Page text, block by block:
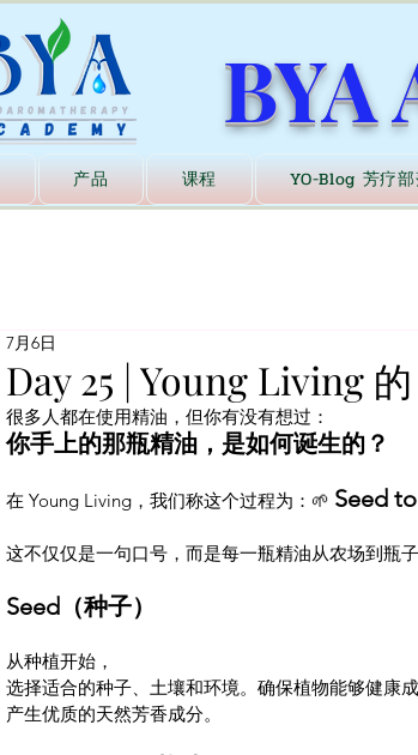
BYA
产品 课程 YO-Blog 芳疗
Day 25 | Young Living
7月6日
很多人都在使用精油，但你有没有想过：
你手上的那瓶精油，是如何诞生的？
在 Young Living，我们称这个过程为：🌱 Seed
这不仅仅是一句口号，而是每一瓶精油从农场到瓶子
Seed（种子）
从种植开始，
选择适合的种子、土壤和环境。确保植物能够健康成
产生优质的天然芳香成分。